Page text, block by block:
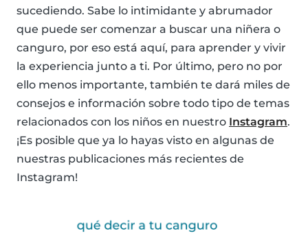
sucediendo. Sabe lo intimidante y abrumador
que puede ser comenzar a buscar una niñera o
canguro, por eso está aquí, para aprender y vivir
la experiencia junto a ti. Por último, pero no por
ello menos importante, también te dará miles de
consejos e información sobre todo tipo de temas
relacionados con los niños en nuestro Instagram.
¡Es posible que ya lo hayas visto en algunas de
nuestras publicaciones más recientes de
Instagram!